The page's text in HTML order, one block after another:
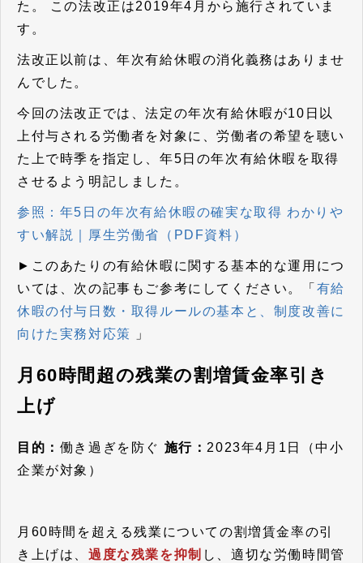
た。 この法改正は2019年4月から施行されていま
す。
法改正以前は、年次有給休暇の消化義務はありませ
んでした。
今回の法改正では、法定の年次有給休暇が10日以
上付与される労働者を対象に、労働者の希望を聴い
た上で時季を指定し、年5日の年次有給休暇を取得
させるよう明記しました。
参照：年5日の年次有給休暇の確実な取得 わかりや
すい解説｜厚生労働省（PDF資料）
►このあたりの有給休暇に関する基本的な運用につ
いては、次の記事もご参考にしてください。「 有給
休暇の付与日数・取得ルールの基本と、制度改善に
向けた実務対応策
」
月60時間超の残業の割増賃金率引き
上げ
目的： 働き過ぎを防ぐ 施行：2023年4月1日（中小
企業が対象）
月60時間を超える残業についての割増賃金率の引
き上げは、 過度な残業を抑制 し、適切な労働時間管